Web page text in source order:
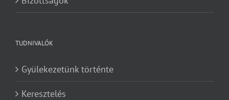
TUDNIVALÓK
Gyülekezetünk történte
Keresztelés